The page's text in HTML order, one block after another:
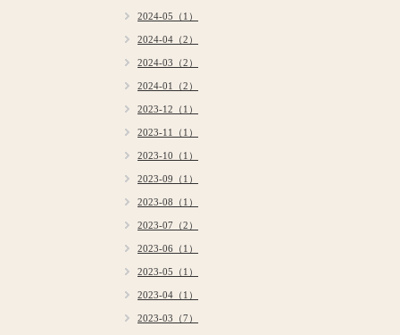
2024-05（1）
2024-04（2）
2024-03（2）
2024-01（2）
2023-12（1）
2023-11（1）
2023-10（1）
2023-09（1）
2023-08（1）
2023-07（2）
2023-06（1）
2023-05（1）
2023-04（1）
2023-03（7）